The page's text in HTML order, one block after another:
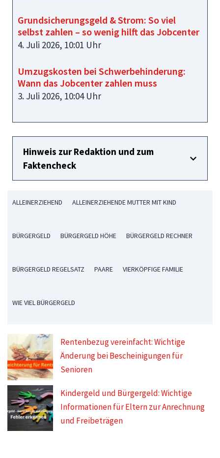
Grundsicherungsgeld & Strom: So viel
selbst zahlen – so wenig hilft das Jobcenter
4. Juli 2026, 10:01 Uhr
Umzugskosten bei Schwerbehinderung:
Wann das Jobcenter zahlen muss
3. Juli 2026, 10:04 Uhr
Hinweis zur Redaktion und zum
Faktencheck
ALLEINERZIEHEND ALLEINERZIEHENDE MUTTER MIT KIND
BÜRGERGELD BÜRGERGELD HÖHE BÜRGERGELD RECHNER
BÜRGERGELD REGELSATZ PAARE VIERKÖPFIGE FAMILIE
WIE VIEL BÜRGERGELD
Rentenbezug vereinfacht: Wichtige
Änderung bei Bescheinigungen für
Senioren
Kindergeld und Bürgergeld: Wichtige
Informationen für Eltern zur Anrechnung
und Freibeträgen